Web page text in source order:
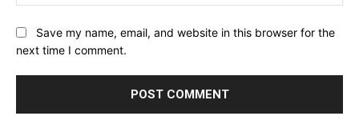
Save my name, email, and website in this browser for the
next time I comment.